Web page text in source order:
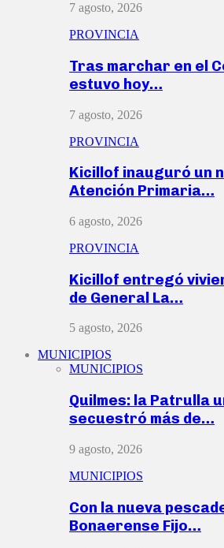
7 agosto, 2026
PROVINCIA
Tras marchar en el
estuvo hoy…
7 agosto, 2026
PROVINCIA
Kicillof inauguró un
Atención Primaria…
6 agosto, 2026
PROVINCIA
Kicillof entregó
de General La…
5 agosto, 2026
MUNICIPIOS
MUNICIPIOS
Quilmes: la Patrulla
secuestró más de…
9 agosto, 2026
MUNICIPIOS
Con la nueva
Bonaerense Fijo…